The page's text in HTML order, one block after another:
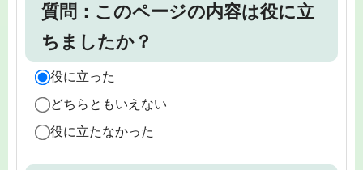
質問：このページの内容は役に立
ちましたか？
役に立った
どちらともいえない
役に立たなかった